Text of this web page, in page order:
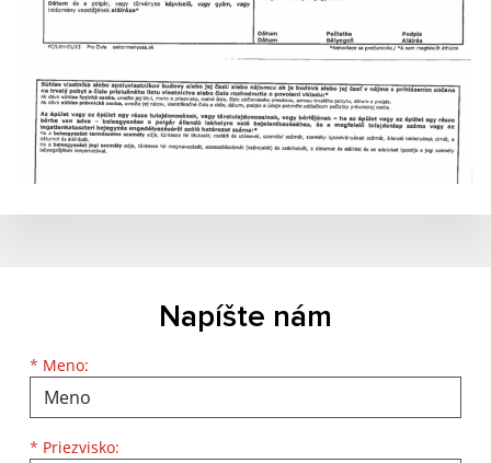
Napíšte nám
* Meno:
Meno
* Priezvisko:
Priezvisko
E-mailová adresa